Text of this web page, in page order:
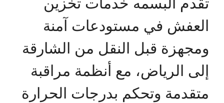
العفش في مستودعات آمنة
ومجهزة قبل النقل من الشارقة
إلى الرياض، مع أنظمة مراقبة
متقدمة وتحكم بدرجات الحرارة